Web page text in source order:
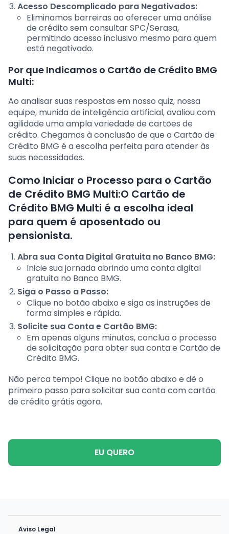
Acesso Descomplicado para Negativados:
Eliminamos barreiras ao oferecer uma análise
de crédito sem consultar SPC/Serasa,
permitindo acesso inclusivo mesmo para quem
está negativado.
Por que Indicamos o Cartão de Crédito BMG
Multi:
Ao analisar suas respostas em nosso quiz, nossa
equipe, munida de inteligência artificial, avaliou com
agilidade uma ampla variedade de cartões de
crédito. Chegamos à conclusão de que o Cartão de
Crédito BMG é a escolha perfeita para atender às
suas necessidades.
Como Iniciar o Processo para o Cartão
de Crédito BMG Multi:O Cartão de
Crédito BMG Multi é a escolha ideal
para quem é aposentado ou
pensionista.
Abra sua Conta Digital Gratuita no Banco BMG:
Inicie sua jornada abrindo uma conta digital
gratuita no Banco BMG.
Siga o Passo a Passo:
Clique no botão abaixo e siga as instruções de
forma simples e rápida.
Solicite sua Conta e Cartão BMG:
Em apenas alguns minutos, conclua o processo
de solicitação para obter sua conta e Cartão de
Crédito BMG.
Não perca tempo! Clique no botão abaixo e dê o
primeiro passo para solicitar sua conta com cartão
de crédito grátis agora.
EU QUERO
Aviso Legal